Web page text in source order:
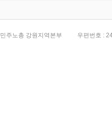
민주노총 강원지역본부 우편번호 :